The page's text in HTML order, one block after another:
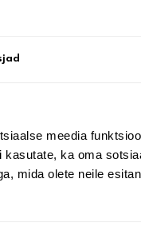
meedia
ka oma
mida olete neile
saada